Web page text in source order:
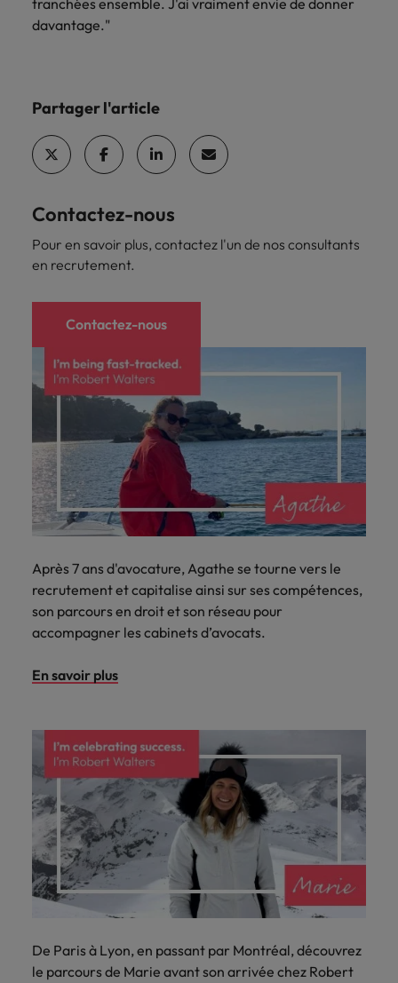
tranchées ensemble. J'ai vraiment envie de donner
davantage."
Partager l'article
Contactez-nous
Pour en savoir plus, contactez l'un de nos consultants
en recrutement.
Contactez-nous
Après 7 ans d'avocature, Agathe se tourne vers le
recrutement et capitalise ainsi sur ses compétences,
son parcours en droit et son réseau pour
accompagner les cabinets d’avocats.
En savoir plus
De Paris à Lyon, en passant par Montréal, découvrez
le parcours de Marie avant son arrivée chez Robert